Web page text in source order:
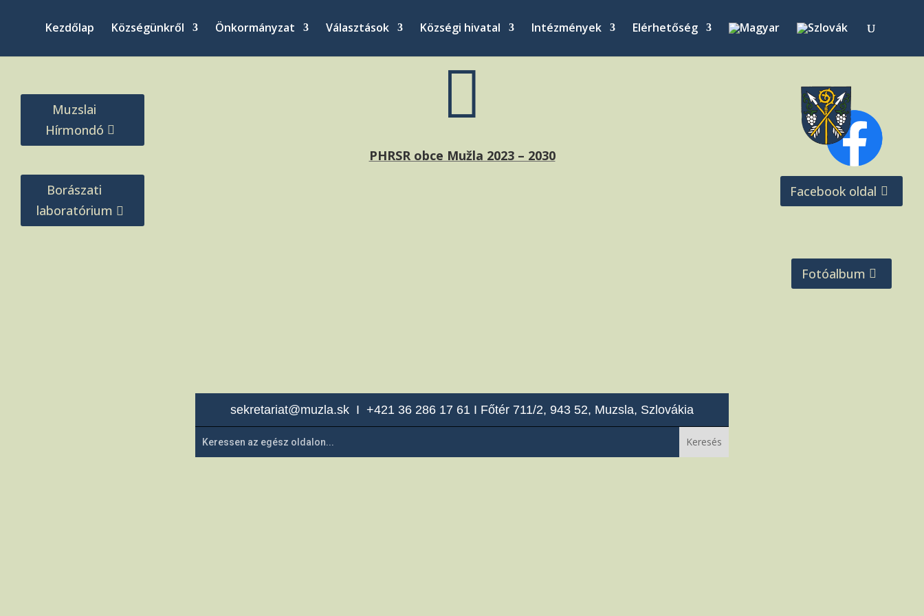
Kezdőlap Községünkről Önkormányzat Választások Községi hivatal Intézmények Elérhetőség
Muzslai
Hírmondó
Borászati
laboratórium
Facebook oldal
Fotóalbum

PHRSR obce Mužla 2023 – 2030
sekretariat@muzla.sk I +421 36 286 17 61 I Főtér 711/2, 943 52, Muzsla, Szlovákia